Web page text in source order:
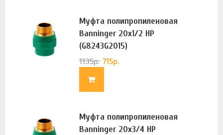
Муфта полипропиленовая
Banninger 20х1/2 НР
(G8243G2015)
1135р. 715р.
Муфта полипропиленовая
Banninger 20х3/4 НР